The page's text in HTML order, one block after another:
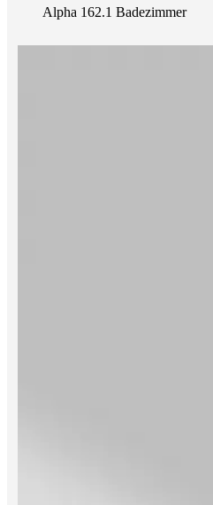
Alpha 162.1 Badezimmer